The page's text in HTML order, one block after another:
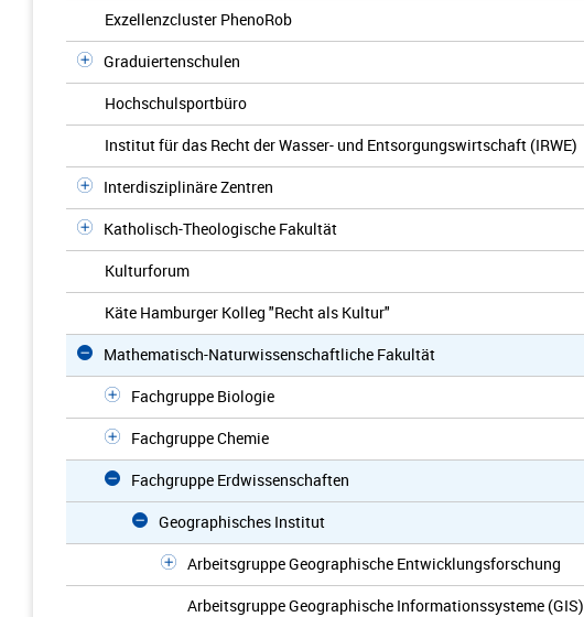
Exzellenzcluster PhenoRob
Graduiertenschulen
Hochschulsportbüro
Institut für das Recht der Wasser- und Entsorgungswirtschaft (IRWE)
Interdisziplinäre Zentren
Katholisch-Theologische Fakultät
Kulturforum
Käte Hamburger Kolleg "Recht als Kultur"
Mathematisch-Naturwissenschaftliche Fakultät
Fachgruppe Biologie
Fachgruppe Chemie
Fachgruppe Erdwissenschaften
Geographisches Institut
Arbeitsgruppe Geographische Entwicklungsforschung
Arbeitsgruppe Geographische Informationssysteme (GIS)